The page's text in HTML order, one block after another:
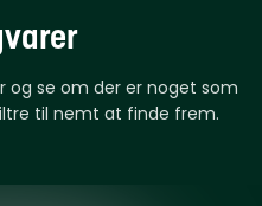
og se om der er noget som
til nemt at finde frem.